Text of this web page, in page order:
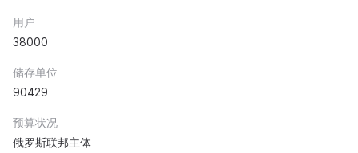
用户
38000
储存单位
90429
预算状况
俄罗斯联邦主体